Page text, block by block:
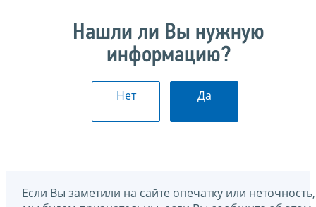
Нашли ли Вы нужную
информацию?
Нет Да
Если Вы заметили на сайте опечатку или неточность,